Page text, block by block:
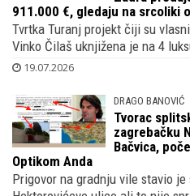
911.000 €, gledaju na srcoliki
Tvrtka Turanj projekt čiji su
Vinko Čilaš uknjižena je na 4
19.07.2026
DRAGO BANOVIĆ
Tvorac
zagrebačku
Bačvica,
Optikom Anda
Prigovor na gradnju vile stavio